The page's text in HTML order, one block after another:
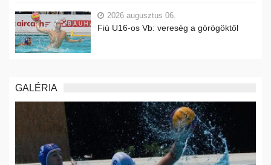
2026 augusztus 06.
Fiú U16-os Vb: vereség a görögöktől
GALÉRIA